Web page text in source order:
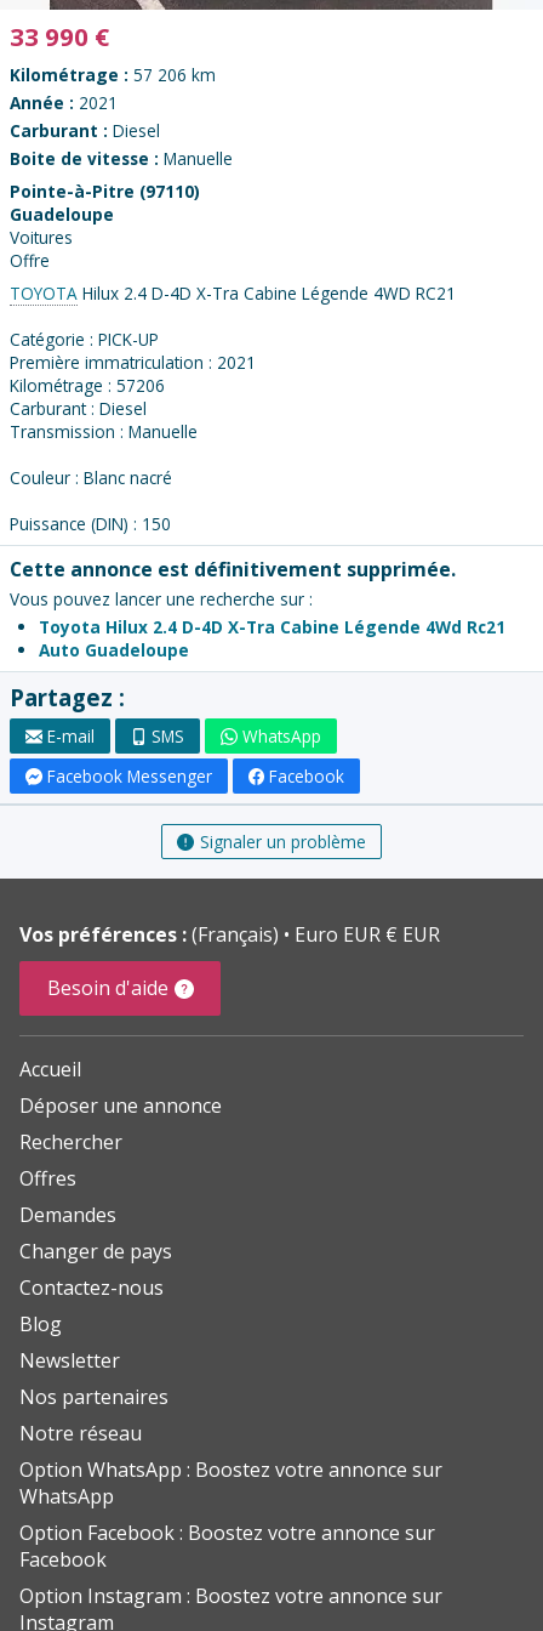
33 990 €
Kilométrage : 57 206 km
Année : 2021
Carburant : Diesel
Boite de vitesse : Manuelle
Pointe-à-Pitre (97110)
Guadeloupe
Voitures
Offre
TOYOTA Hilux 2.4 D-4D X-Tra Cabine Légende 4WD RC21
Catégorie : PICK-UP
Première immatriculation : 2021
Kilométrage : 57206
Carburant : Diesel
Transmission : Manuelle
Couleur : Blanc nacré
Puissance (DIN) : 150
Cette annonce est définitivement supprimée.
Vous pouvez lancer une recherche sur :
Toyota Hilux 2.4 D-4D X-Tra Cabine Légende 4Wd Rc21
Auto Guadeloupe
Partagez :
E-mail SMS
WhatsApp
Facebook Messenger
Facebook
Signaler un problème
Vos préférences :(Français)
Euro EUR € EUR
Besoin d'aide
Accueil
Déposer une annonce
Rechercher
Offres
Demandes
Changer de pays
Contactez-nous
Blog
Newsletter
Nos partenaires
Notre réseau
Option WhatsApp : Boostez votre annonce sur
WhatsApp
Option Facebook : Boostez votre annonce sur
Facebook
Option Instagram : Boostez votre annonce sur
Instagram